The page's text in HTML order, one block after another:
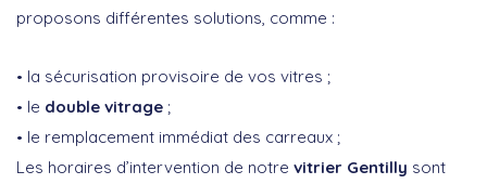
proposons différentes solutions, comme :
la sécurisation provisoire de vos vitres ;
le double vitrage ;
le remplacement immédiat des carreaux ;
Les horaires d’intervention de notre vitrier Gentilly sont